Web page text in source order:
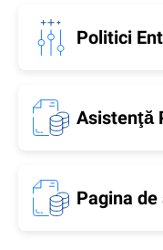
Politici
Asistenţă
Pagina